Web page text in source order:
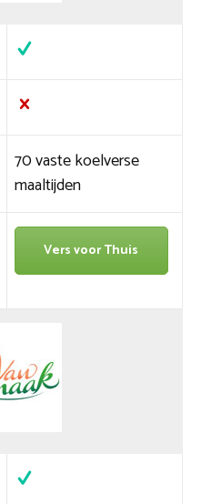
70 vaste koelverse
maaltijden
Vers voor Thuis